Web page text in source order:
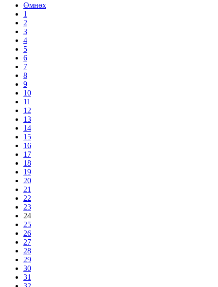
Өмнөх
1
2
3
4
5
6
7
8
9
10
11
12
13
14
15
16
17
18
19
20
21
22
23
24
25
26
27
28
29
30
31